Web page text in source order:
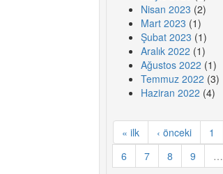
Nisan 2023 (2)
Mart 2023 (1)
Şubat 2023 (1)
Aralık 2022 (1)
Ağustos 2022 (1)
Temmuz 2022 (3)
Haziran 2022 (4)
« ilk ‹ önceki 1
6
7 8 9 …